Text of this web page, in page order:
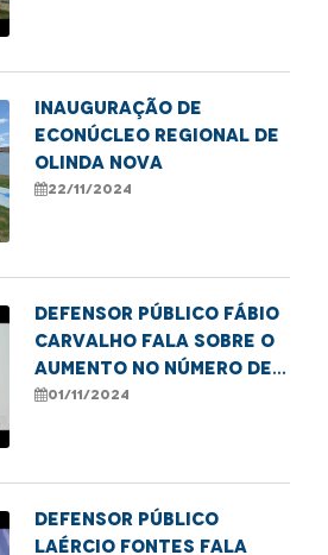
Inauguração de
Econúcleo Regional de
Olinda Nova
22/11/2024
Defensor público Fábio
Carvalho fala sobre o
aumento no número de
pessoas em situação de
01/11/2024
Defensor público
Laércio Fontes fala